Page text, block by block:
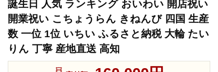
誕生日 人気 ランキング おいわい 開店祝い
開業祝い こちょうらん きねんび 四国 生産
数 一位 1位 いちい ふるさと納税 大輪 たい
りん 丁寧 産地直送 高知